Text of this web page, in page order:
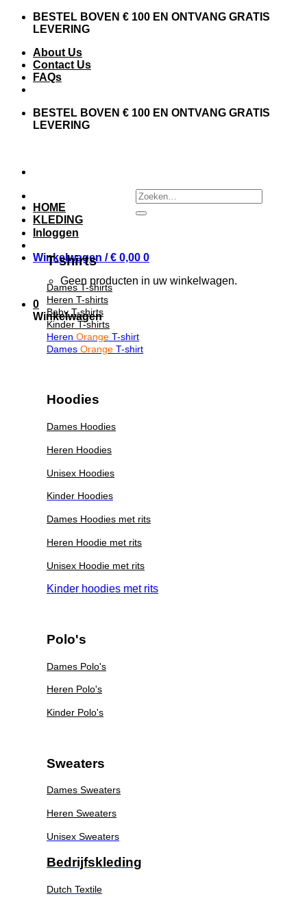
Skip
BESTEL BOVEN € 100 EN ONTVANG GRATIS
LEVERING
About Us
Contact Us
FAQs
BESTEL BOVEN € 100 EN ONTVANG GRATIS
LEVERING
Zoeken
naar:
Inloggen
Winkelwagen /€ 0,00 0
Geen producten in uw winkelwagen.
0
Winkelwagen
HOME
KLEDING
T-shirts
Dames T-shirts
Heren T-shirts
Baby T-shirts
Kinder T-shirts
Heren Orange T-shirt
Dames Orange T-shirt
Hoodies
Dames Hoodies
Heren Hoodies
Unisex Hoodies
Kinder Hoodies
Dames Hoodies met rits
Heren Hoodie met rits
Unisex Hoodie met rits
Kinder hoodies met rits
Polo's
Dames Polo's
Heren Polo's
Kinder Polo's
Sweaters
Dames Sweaters
Heren Sweaters
Unisex Sweaters
Bedrijfskleding
Dutch Textile